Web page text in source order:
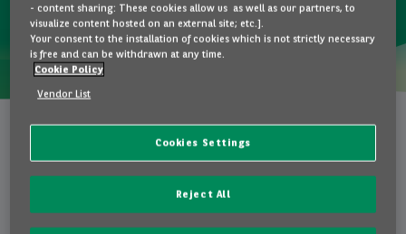
5-portes / eDrive35
68kWh
Offre de
printemps
- content sharing: These cookies allow us as well as our partners, to
visualize content hosted on an external site; etc.].
Your consent to the installation of cookies which is not strictly necessary
is free and can be withdrawn at any time.
Cookie Policy
Vendor List
Cookies Settings
Reject All